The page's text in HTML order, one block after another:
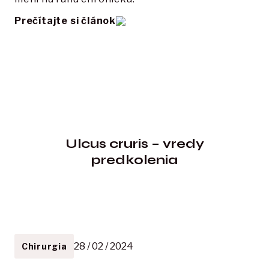
Prečítajte si článok
Ulcus cruris – vredy
predkolenia
Chirurgia 28 / 02 / 2024